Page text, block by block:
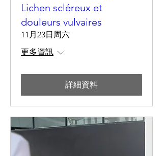
Lichen scléreux et
douleurs vulvaires
11月23日周六
更多資訊
詳細資料